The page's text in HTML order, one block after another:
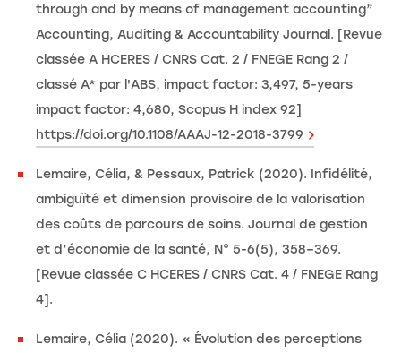
through and by means of management accounting”
Accounting, Auditing & Accountability Journal. [Revue
classée A HCERES / CNRS Cat. 2 / FNEGE Rang 2 /
classé A* par l'ABS, impact factor: 3,497, 5-years
impact factor: 4,680, Scopus H index 92]
https://doi.org/10.1108/AAAJ-12-2018-3799
Lemaire, Célia, & Pessaux, Patrick (2020). Infidélité,
ambiguïté et dimension provisoire de la valorisation
des coûts de parcours de soins. Journal de gestion
et d’économie de la santé, N° 5-6(5), 358–369.
[Revue classée C HCERES / CNRS Cat. 4 / FNEGE Rang
4].
Lemaire, Célia (2020). « Évolution des perceptions